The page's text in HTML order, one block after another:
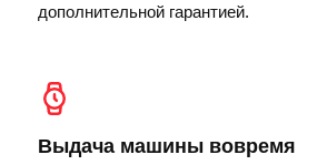
дополнительной гарантией.
Выдача машины вовремя